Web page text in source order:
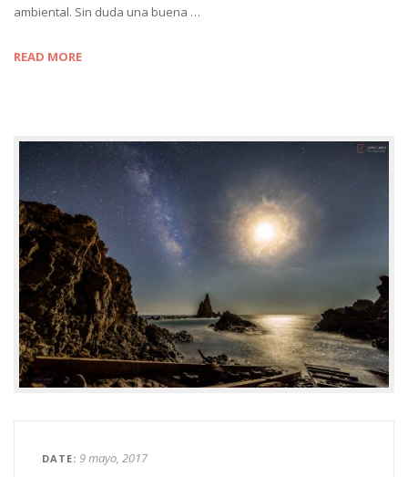
ambiental. Sin duda una buena …
READ MORE
DATE 9 mayo, 2017